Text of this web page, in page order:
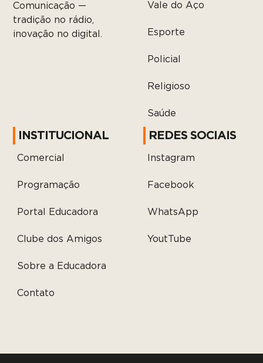
Comunicação —
tradição no rádio,
inovação no digital.
Vale do Aço
Esporte
Policial
Religioso
Saúde
INSTITUCIONAL
Comercial
Programação
Portal Educadora
Clube dos Amigos
Sobre a Educadora
Contato
REDES SOCIAIS
Instagram
Facebook
WhatsApp
YoutTube